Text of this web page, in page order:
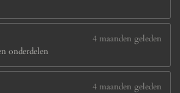
4 maanden geleden
onderdelen
4 maanden geleden